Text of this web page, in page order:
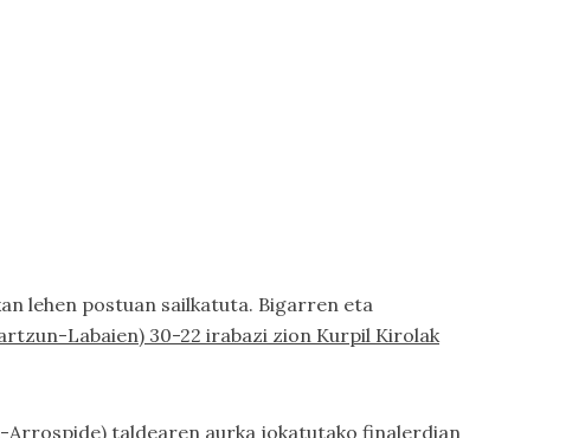
lehen postuan sailkatuta. Bigarren eta
Labaien) 30-22 irabazi zion Kurpil Kirolak
Arrospide) taldearen aurka jokatutako finalerdian